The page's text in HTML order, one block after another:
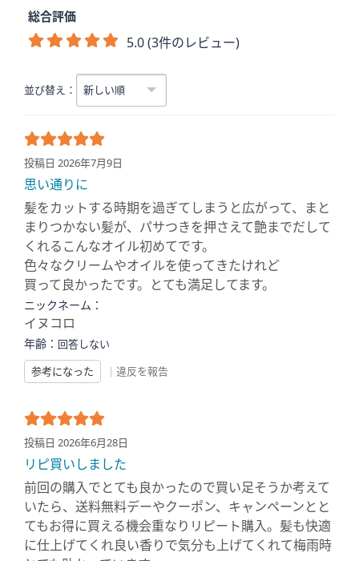
総合評価
5.0 (3件のレビュー)
並び替え：
投稿日 2026年7月9日
思い通りに
髪をカットする時期を過ぎてしまうと広がって、まと
まりつかない髪が、パサつきを押さえて艶までだして
くれるこんなオイル初めてです。
色々なクリームやオイルを使ってきたけれど
買って良かったです。とても満足してます。
ニックネーム：
イヌコロ
年齢： 回答しない
参考になった
| 違反を報告
投稿日 2026年6月28日
リピ買いしました
前回の購入でとても良かったので買い足そうか考えて
いたら、送料無料デーやクーポン、キャンペーンとと
てもお得に買える機会重なりリピート購入。髪も快適
に仕上げてくれ良い香りで気分も上げてくれて梅雨時